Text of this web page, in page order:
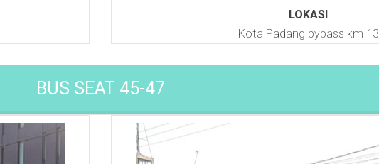
LOKASI
Kota Padang bypass km 13
BUS SEAT 45-47